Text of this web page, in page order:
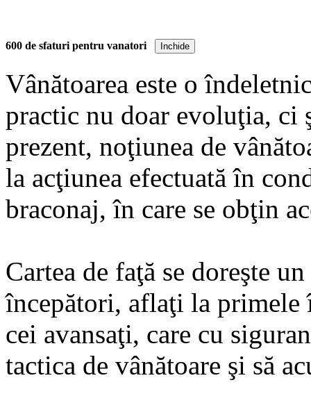
Cartea de faţă se doreşte
începători, aflaţi la primele
cei avansaţi, care cu
tactica de vânătoare şi să
Pas cu pas, cititorii sunt
veche şi în acelaşi timp
li-se, pentru început,
echipamentul de care au
600 de sfaturi pentru vanatori Inchide
Vânătoarea este o
practic nu doar evoluţia, ci
prezent, noţiunea de
la acţiunea efectuată în
braconaj, în care se obţin
Cartea de faţă se doreşte
începători, aflaţi la primele
cei avansaţi, care cu
tactica de vânătoare şi să